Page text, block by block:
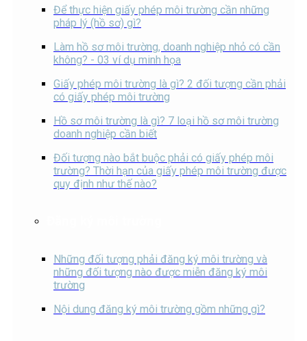
Để thực hiện giấy phép môi trường cần những
pháp lý (hồ sơ) gì?
Làm hồ sơ môi trường, doanh nghiệp nhỏ có cần
không? - 03 ví dụ minh họa
Giấy phép môi trường là gì? 2 đối tượng cần phải
có giấy phép môi trường
Hồ sơ môi trường là gì? 7 loại hồ sơ môi trường
doanh nghiệp cần biết
Đối tượng nào bắt buộc phải có giấy phép môi
trường? Thời hạn của giấy phép môi trường được
quy định như thế nào?
Những đối tượng phải đăng ký môi trường và
những đối tượng nào được miễn đăng ký môi
trường
Nội dung đăng ký môi trường gồm những gì?